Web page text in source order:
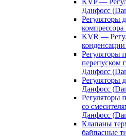
KVP —
Данфосс
Регуляторы
KVR —
Регуляторы
перепуском
Данфосс
Регуляторы
Данфосс
Регуляторы
со
Данфосс
Клапаны
байпасные